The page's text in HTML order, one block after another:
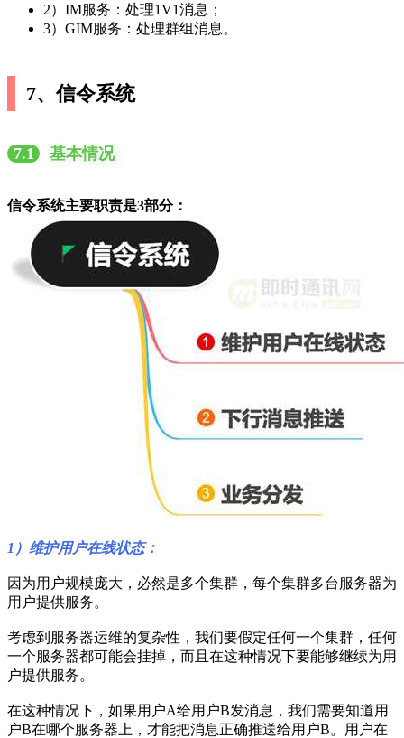
2）IM服务：处理1V1消息；
3）GIM服务：处理群组消息。
7、信令系统
7.1 基本情况
信令系统主要职责是3部分：
1）维护用户在线状态：
因为用户规模庞大，必然是多个集群，每个集群多台服务器为
用户提供服务。
考虑到服务器运维的复杂性，我们要假定任何一个集群，任何
一个服务器都可能会挂掉，而且在这种情况下要能够继续为用
户提供服务。
在这种情况下，如果用户A给用户B发消息，我们需要知道用
户B在哪个服务器上，才能把消息正确推送给用户B。用户在